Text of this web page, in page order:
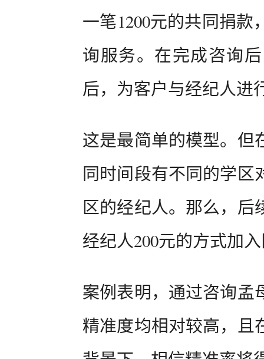
一笔1200元的共同捐
询服务。在完成咨询
后，为客户与经纪人进
这是最简单的模型。但
同时间段有不同的学区
区的经纪人。那么，后
经纪人200元的方式加
案例表明，通过咨询孟
精准度均相对较高，且